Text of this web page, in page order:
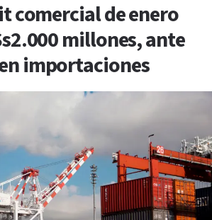
comercial de enero
millones, ante
importaciones